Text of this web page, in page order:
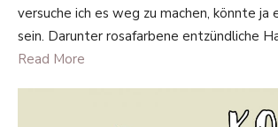
versuche ich es weg zu machen, könnte ja
sein. Darunter rosafarbene entzündliche
Read More